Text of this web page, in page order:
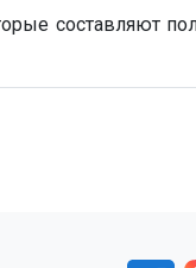
составляют